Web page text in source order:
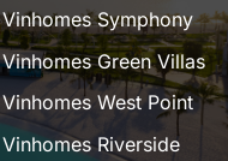
Vinhomes Symphony
Vinhomes Green Villas
Vinhomes West Point
Vinhomes Riverside